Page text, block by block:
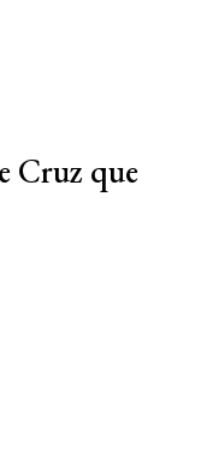
Cruz que